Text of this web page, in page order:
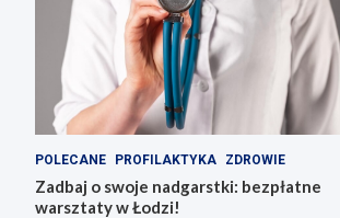
POLECANE PROFILAKTYKA ZDROWIE
Zadbaj o swoje nadgarstki: bezpłatne
warsztaty w Łodzi!